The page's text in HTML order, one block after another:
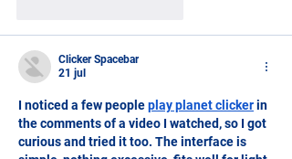
Clicker Spacebar
21 jul
I noticed a few people play planet clicker in
the comments of a video I watched, so I got
curious and tried it too. The interface is